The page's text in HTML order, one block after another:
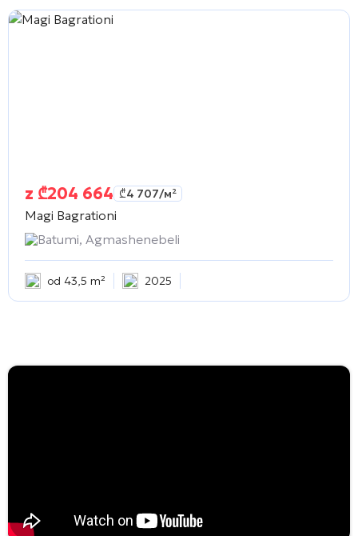
z ₾204 664 ₾4 707/м²
Magi Bagrationi
Batumi, Agmashenebeli
od 43,5 m² 2025